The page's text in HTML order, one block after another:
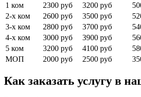
1 ком 2300 руб 3200 руб
2-х ком
2600 руб 3500 руб
3-х ком
2800 руб 3700 руб
4-х ком
3000 руб 3900 руб
5 ком
3200 руб 4100 руб
МОП
2000 руб 2500 руб
Как заказать услугу в